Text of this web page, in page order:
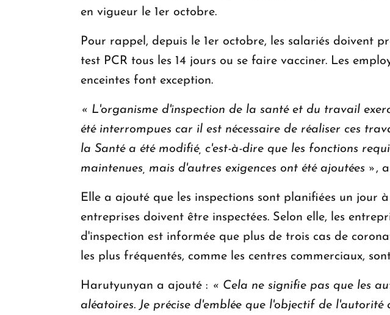
en vigueur le 1er octobre.
Pour rappel, depuis le 1er octobre, les salariés doivent
test PCR tous les 14 jours ou se faire vacciner. Les
enceintes font exception.
« L'organisme d'inspection de la santé et du travail
été interrompues car il est nécessaire de réaliser ces
la Santé a été modifié, c'est-à-dire que les fonctions
maintenues, mais d'autres exigences ont été ajoutées »,
Elle a ajouté que les inspections sont planifiées un jour
entreprises doivent être inspectées. Selon elle, les
d'inspection est informée que plus de trois cas de
les plus fréquentés, comme les centres commerciaux,
Harutyunyan a ajouté : « Cela ne signifie pas que les
aléatoires. Je précise d'emblée que l'objectif de